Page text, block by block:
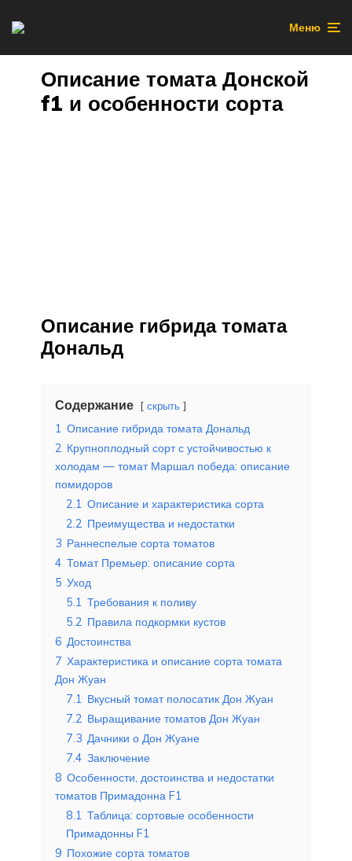
Меню
Описание томата Донской
f1 и особенности сорта
Описание гибрида томата
Дональд
Содержание скрыть
1 Описание гибрида томата Дональд
2 Крупноплодный сорт с устойчивостью к
холодам — томат Маршал победа: описание
помидоров
2.1 Описание и характеристика сорта
2.2 Преимущества и недостатки
3 Раннеспелые сорта томатов
4 Томат Премьер: описание сорта
5 Уход
5.1 Требования к поливу
5.2 Правила подкормки кустов
6 Достоинства
7 Характеристика и описание сорта томата
Дон Жуан
7.1 Вкусный томат полосатик Дон Жуан
7.2 Выращивание томатов Дон Жуан
7.3 Дачники о Дон Жуане
7.4 Заключение
8 Особенности, достоинства и недостатки
томатов Примадонна F1
8.1 Таблица: сортовые особенности
Примадонны F1
9 Похожие сорта томатов